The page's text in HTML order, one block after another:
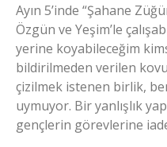
Ayın 5’inde “Şahane
Özgün ve Yeşim’le
yerine koyabileceğim
bildirilmeden verilen
çizilmek istenen birlik,
uymuyor. Bir yanlışlık
gençlerin görevlerine